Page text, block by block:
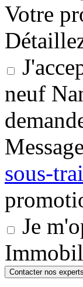
Votre
neuf
sous-
Je
Contacter nos experts